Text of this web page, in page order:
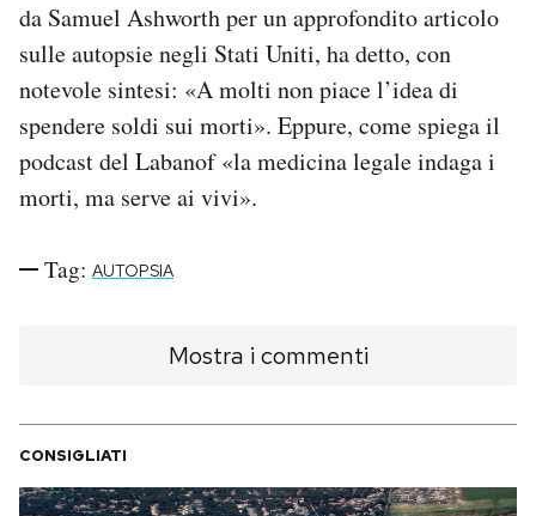
da Samuel Ashworth per un approfondito articolo
sulle autopsie negli Stati Uniti, ha detto, con
notevole sintesi: «A molti non piace l’idea di
spendere soldi sui morti». Eppure, come spiega il
podcast del Labanof «la medicina legale indaga i
morti, ma serve ai vivi».
Tag: AUTOPSIA
Mostra i commenti
CONSIGLIATI